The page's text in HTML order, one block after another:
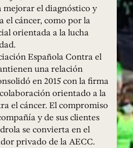
el diagnóstico y
cáncer, como por la
orientada a la lucha
Española Contra el
una relación
en 2015 con la firma
orientado a la
el cáncer. El compromiso
y de sus clientes
se convierta en el
privado de la AECC.